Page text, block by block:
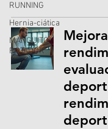
RUNNING
Hernia-ciática
MANGUITO
ROTADOR